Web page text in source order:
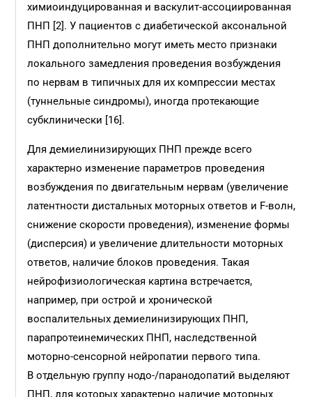
химиоиндуцированная и васкулит-ассоциированная
ПНП [2]. У пациентов с диабетической аксональной
ПНП дополнительно могут иметь место признаки
локального замедления проведения возбуждения
по нервам в типичных для их компрессии местах
(туннельные синдромы), иногда протекающие
субклинически [16].
Для демиелинизирующих ПНП прежде всего
характерно изменение параметров проведения
возбуждения по двигательным нервам (увеличение
латентности дистальных моторных ответов и F-волн,
снижение скорости проведения), изменение формы
(дисперсия) и увеличение длительности моторных
ответов, наличие блоков проведения. Такая
нейрофизиологическая картина встречается,
например, при острой и хронической
воспалительных демиелинизирующих ПНП,
парапротеинемических ПНП, наследственной
моторно-сенсорной нейропатии первого типа.
В отдельную группу нодо-/паранодопатий выделяют
ПНП, для которых характерно наличие моторных